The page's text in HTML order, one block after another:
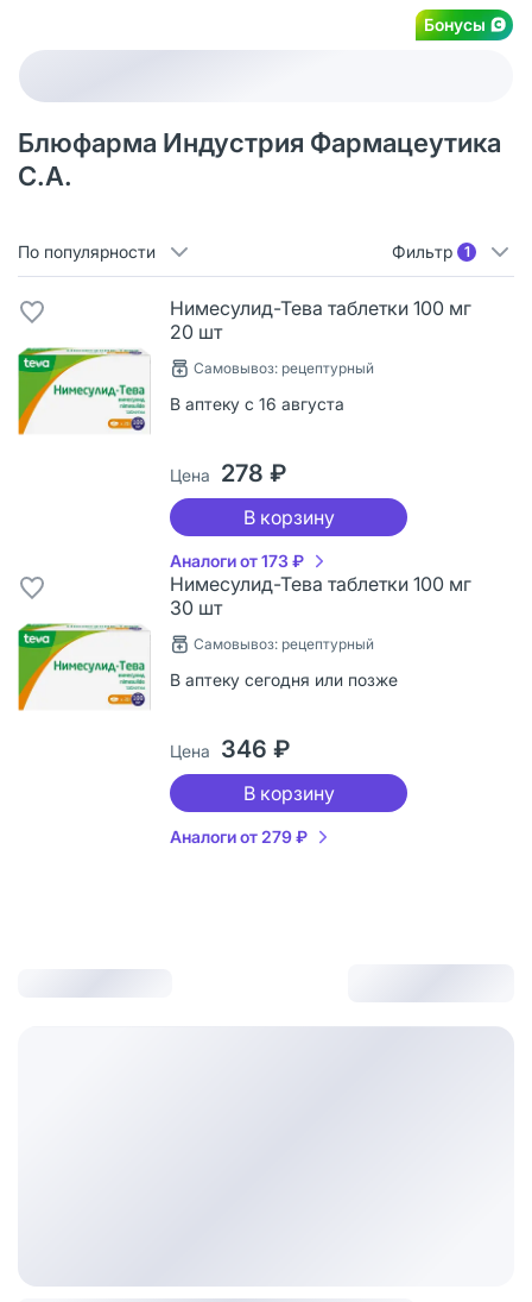
Бонусы
Блюфарма Индустрия Фармацеутика
С.А.
По популярности Фильтр 1
Нимесулид-Тева таблетки 100 мг
20 шт
Самовывоз: рецептурный
В аптеку с 16 августа
Цена 278 ₽
В корзину
Аналоги от 173 ₽
Нимесулид-Тева таблетки 100 мг
30 шт
Самовывоз: рецептурный
В аптеку сегодня или позже
Цена 346 ₽
В корзину
Аналоги от 279 ₽